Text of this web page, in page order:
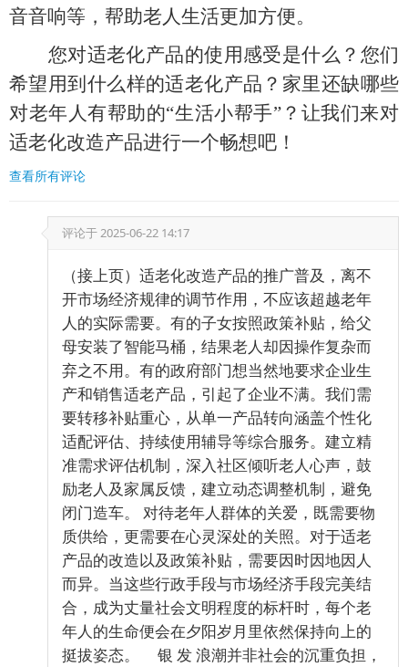
音音响等， 帮助老人生活更加方便。
您对适老化产品的使用感受是什么？您们
希望用到什么样的适老化产品？家里还缺哪些
对老年人有帮助的“生活小帮手”？让我们来对
适老化改造产品进行一个畅想吧！
查看所有评论
评论于2025-06-22 14:17
（接上页）适老化改造产品的推广普及，离不
开市场经济规律的调节作用，不应该超越老年
人的实际需要。有的子女按照政策补贴，给父
母安装了智能马桶，结果老人却因操作复杂而
弃之不用。有的政府部门想当然地要求企业生
产和销售适老产品，引起了企业不满。我们需
要转移补贴重心，从单一产品转向涵盖个性化
适配评估、持续使用辅导等综合服务。建立精
准需求评估机制，深入社区倾听老人心声，鼓
励老人及家属反馈，建立动态调整机制，避免
闭门造车。 对待老年人群体的关爱，既需要物
质供给，更需要在心灵深处的关照。对于适老
产品的改造以及政策补贴，需要因时因地因人
而异。当这些行政手段与市场经济手段完美结
合，成为丈量社会文明程度的标杆时，每个老
年人的生命便会在夕阳岁月里依然保持向上的
挺拔姿态。 银 发 浪潮并非社会的沉重负担，